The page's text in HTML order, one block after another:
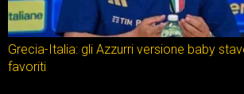
Grecia-Italia: gli Azzurri versione baby
favoriti